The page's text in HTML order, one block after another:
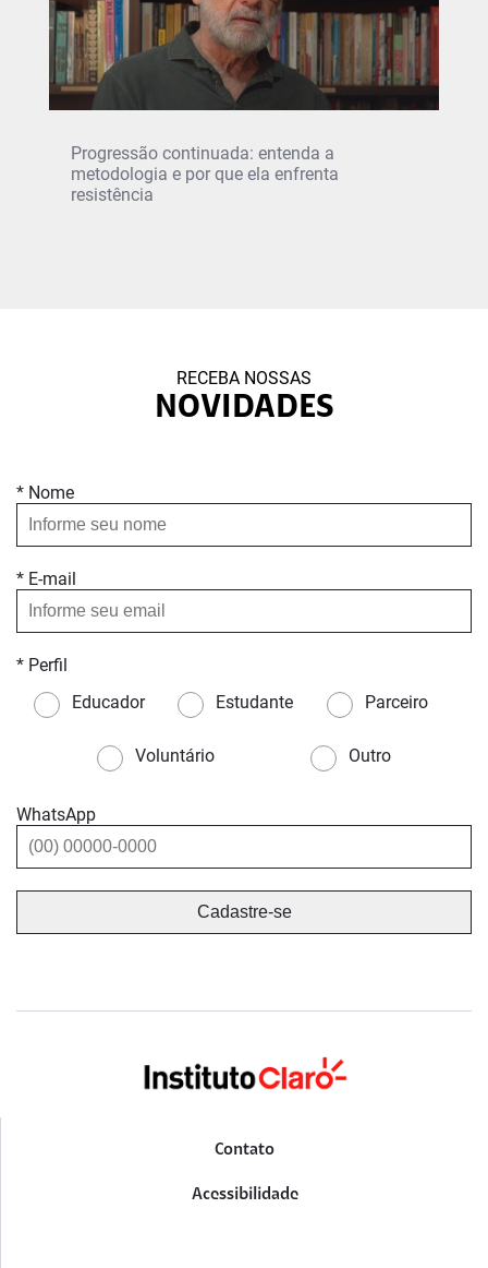
Progressão continuada: entenda a
metodologia e por que ela enfrenta
resistência
RECEBA NOSSAS
NOVIDADES
* Nome
* E-mail
* Perfil
Educador
Estudante Parceiro
Voluntário Outro
WhatsApp
Contato
Acessibilidade